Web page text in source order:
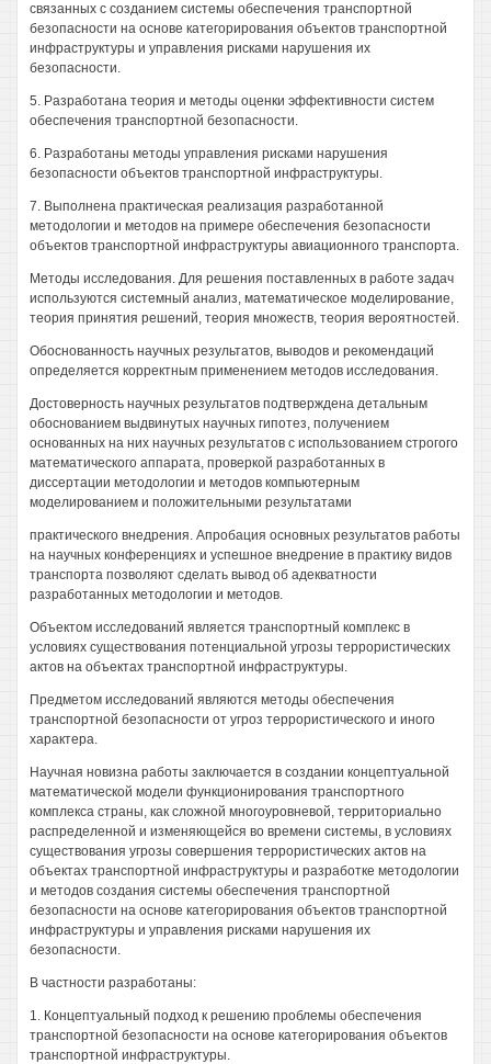
связанных с созданием системы обеспечения транспортной
безопасности на основе категорирования объектов транспортной
инфраструктуры и управления рисками нарушения их
безопасности.
5. Разработана теория и методы оценки эффективности систем
обеспечения транспортной безопасности.
6. Разработаны методы управления рисками нарушения
безопасности объектов транспортной инфраструктуры.
7. Выполнена практическая реализация разработанной
методологии и методов на примере обеспечения безопасности
объектов транспортной инфраструктуры авиационного транспорта.
Методы исследования. Для решения поставленных в работе задач
используются системный анализ, математическое моделирование,
теория принятия решений, теория множеств, теория вероятностей.
Обоснованность научных результатов, выводов и рекомендаций
определяется корректным применением методов исследования.
Достоверность научных результатов подтверждена детальным
обоснованием выдвинутых научных гипотез, получением
основанных на них научных результатов с использованием строгого
математического аппарата, проверкой разработанных в
диссертации методологии и методов компьютерным
моделированием и положительными результатами
практического внедрения. Апробация основных результатов работы
на научных конференциях и успешное внедрение в практику видов
транспорта позволяют сделать вывод об адекватности
разработанных методологии и методов.
Объектом исследований является транспортный комплекс в
условиях существования потенциальной угрозы террористических
актов на объектах транспортной инфраструктуры.
Предметом исследований являются методы обеспечения
транспортной безопасности от угроз террористического и иного
характера.
Научная новизна работы заключается в создании концептуальной
математической модели функционирования транспортного
комплекса страны, как сложной многоуровневой, территориально
распределенной и изменяющейся во времени системы, в условиях
существования угрозы совершения террористических актов на
объектах транспортной инфраструктуры и разработке методологии
и методов создания системы обеспечения транспортной
безопасности на основе категорирования объектов транспортной
инфраструктуры и управления рисками нарушения их
безопасности.
В частности разработаны:
1. Концептуальный подход к решению проблемы обеспечения
транспортной безопасности на основе категорирования объектов
транспортной инфраструктуры.